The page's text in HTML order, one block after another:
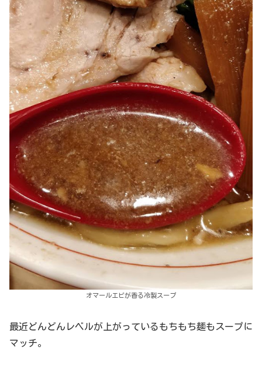
オマールエビが香る冷製スープ
最近どんどんレベルが上がっているもちもち麺もスープに
マッチ。